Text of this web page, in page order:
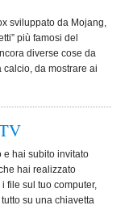
sviluppato da Mojang,
più famosi del
diverse cose da
calcio, da mostrare ai
e hai subito invitato
hai realizzato
file sul tuo computer,
su una chiavetta